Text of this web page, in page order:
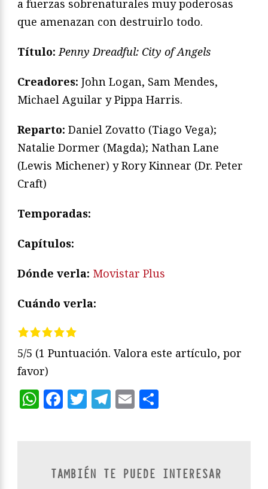
a fuerzas sobrenaturales muy poderosas
que amenazan con destruirlo todo.
Título: Penny Dreadful: City of Angels
Creadores: John Logan, Sam Mendes,
Michael Aguilar y Pippa Harris.
Reparto: Daniel Zovatto (Tiago Vega);
Natalie Dormer (Magda); Nathan Lane
(Lewis Michener) y Rory Kinnear (Dr. Peter
Craft)
Temporadas:
Capítulos:
Dónde verla: Movistar Plus
Cuándo verla:
5/5 (1 Puntuación. Valora este artículo, por
favor)
WhatsApp
Facebook
Twitter
Telegram
Email
TAMBIÉN TE PUEDE INTERESAR